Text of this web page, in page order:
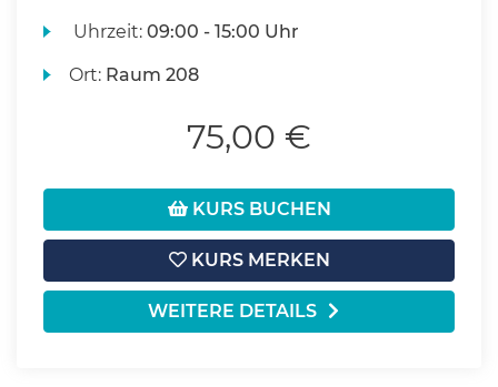
Uhrzeit:09:00 - 15:00 Uhr
Ort: Raum 208
75,00 €
KURS BUCHEN
KURS MERKEN
WEITERE DETAILS